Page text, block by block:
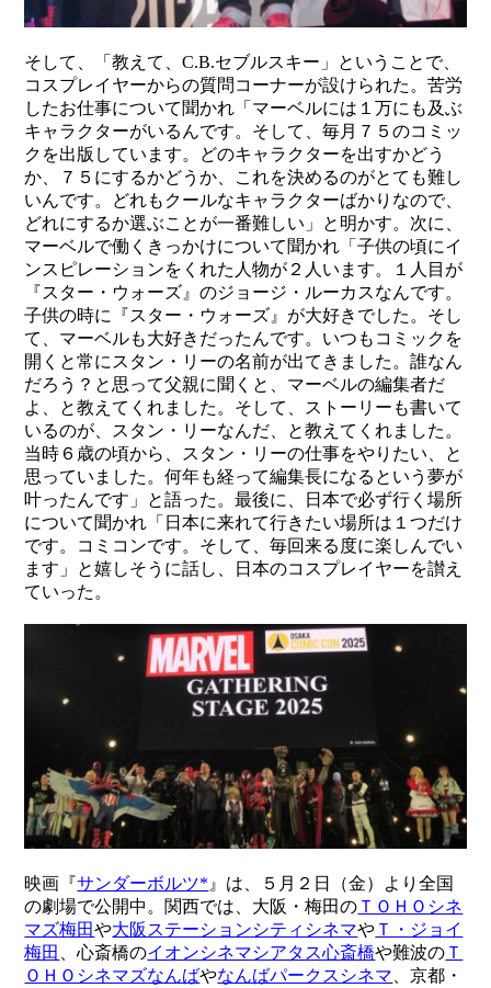
そして、「教えて、C.B.セブルスキー」ということで、
コスプレイヤーからの質問コーナーが設けられた。苦労
したお仕事について聞かれ「マーベルには１万にも及ぶ
キャラクターがいるんです。そして、毎月７５のコミッ
クを出版しています。どのキャラクターを出すかどう
か、７５にするかどうか、これを決めるのがとても難し
いんです。どれもクールなキャラクターばかりなので、
どれにするか選ぶことが一番難しい」と明かす。次に、
マーベルで働くきっかけについて聞かれ「子供の頃にイ
ンスピレーションをくれた人物が２人います。１人目が
『スター・ウォーズ』のジョージ・ルーカスなんです。
子供の時に『スター・ウォーズ』が大好きでした。そし
て、マーベルも大好きだったんです。いつもコミックを
開くと常にスタン・リーの名前が出てきました。誰なん
だろう？と思って父親に聞くと、マーベルの編集者だ
よ、と教えてくれました。そして、ストーリーも書いて
いるのが、スタン・リーなんだ、と教えてくれました。
当時６歳の頃から、スタン・リーの仕事をやりたい、と
思っていました。何年も経って編集長になるという夢が
叶ったんです」と語った。最後に、日本で必ず行く場所
について聞かれ「日本に来れて行きたい場所は１つだけ
です。コミコンです。そして、毎回来る度に楽しんでい
ます」と嬉しそうに話し、日本のコスプレイヤーを讃え
ていった。
映画『サンダーボルツ* 』は、５月２日（金）より全国
の劇場で公開中。関西では、大阪・梅田の ＴＯＨＯシネ
マズ梅田や大阪ステーションシティシネマや Ｔ・ジョイ
梅田
、心斎橋のイオンシネマシアタス心斎橋や難波の Ｔ
ＯＨＯシネマズなんばやなんばパークスシネマ 、京都・